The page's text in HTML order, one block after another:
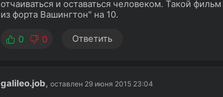
отчаиваться и оставаться человеком. Такой
из форта Вашингтон" на 10.
0 0 Ответить
galileo.job, оставлен 29 июня 2015 23:04